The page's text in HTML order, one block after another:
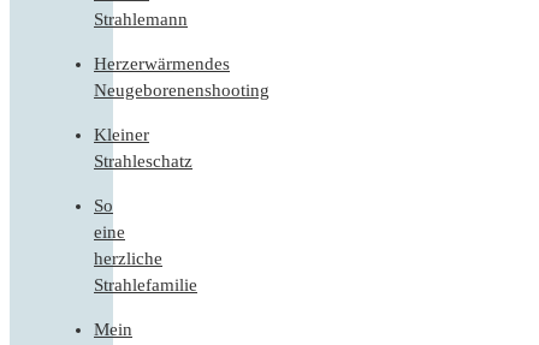
Strahlemann
Herzerwärmendes
Neugeborenenshooting
Kleiner
Strahleschatz
So
eine
herzliche
Strahlefamilie
Mein